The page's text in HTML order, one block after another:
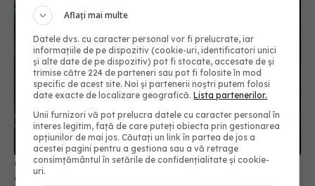
Ce este varianta COVID "Cicada" și de ce se tem
experții
Aflați mai multe
Datele dvs. cu caracter personal vor fi prelucrate, iar
informațiile de pe dispozitiv (cookie-uri, identificatori unici
și alte date de pe dispozitiv) pot fi stocate, accesate de și
trimise către 224 de parteneri sau pot fi folosite în mod
specific de acest site. Noi și partenerii noștri putem folosi
date exacte de localizare geografică.Lista partenerilor.
Unii furnizori vă pot prelucra datele cu caracter personal în
interes legitim, față de care puteți obiecta prin gestionarea
opțiunilor de mai jos. Căutați un link în partea de jos a
acestei pagini pentru a gestiona sau a vă retrage
consimțământul în setările de confidențialitate și cookie-
uri.